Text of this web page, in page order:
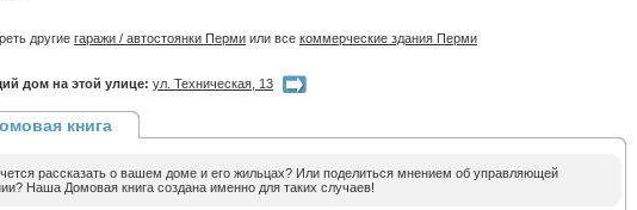
другие гаражи / автостоянки Перми или все коммерческие здания Перми
дом на этой улице: ул. Техническая, 13
книга
рассказать о вашем доме и его жильцах? Или поделиться мнением об управляющей
Наша Домовая книга создана именно для таких случаев!